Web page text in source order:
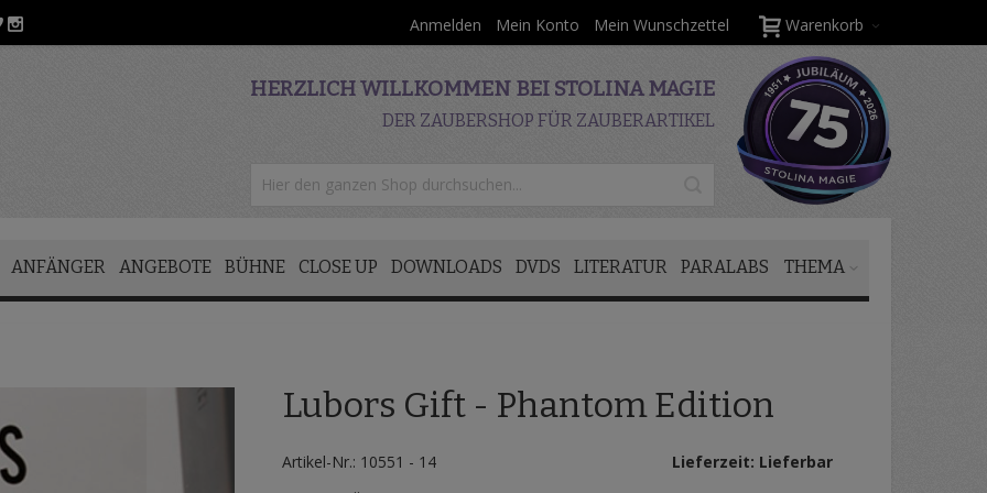
Warenkorb
Anmelden Mein Konto Mein Wunschzettel
HERZLICH WILLKOMMEN BEI STOLINA MAGIE
DER ZAUBERSHOP FÜR ZAUBERARTIKEL
ANFÄNGER ANGEBOTE BÜHNE CLOSE UP DOWNLOADS DVDS LITERATUR PARALABS THEMA
Lubors Gift - Phantom Edition
Artikel-Nr.: 10551 - 14
Lieferzeit: Lieferbar